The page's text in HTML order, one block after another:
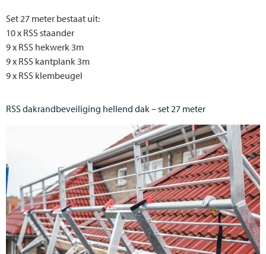
Set 27 meter bestaat uit:
10 x RSS staander
9 x RSS hekwerk 3m
9 x RSS kantplank 3m
9 x RSS klembeugel
RSS dakrandbeveiliging hellend dak – set 27 meter